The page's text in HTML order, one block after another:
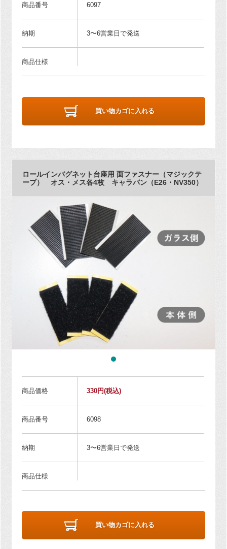
商品番号 6097
納期 3〜6営業日で発送
商品仕様
買い物カゴに入れる
ロールインバグネット台座用 面ファスナー（マジックテ
ープ） オス・メス各4枚 キャラバン（E26・NV350）
商品価格 330円(税込)
商品番号 6098
納期 3〜6営業日で発送
商品仕様
買い物カゴに入れる